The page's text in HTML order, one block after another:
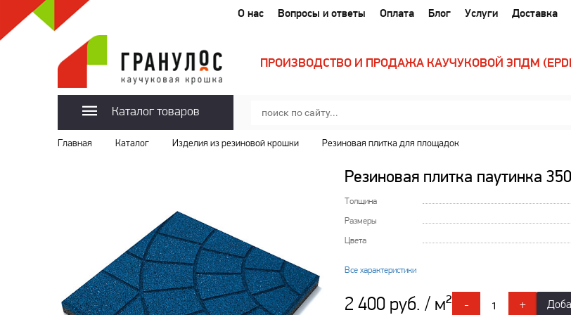
О нас Вопросы и ответы Оплата Блог Услуги Доставка
ПРОИЗВОДСТВО И ПРОДАЖА КАУЧУКОВОЙ ЭПДМ
Каталог товаров
Главная Каталог Изделия из резиновой крошки Резиновая плитка для площадок
Резиновая плитка паутинка
Толщина
Размеры
Цвета
Все характеристики
2 400 руб. / м² - +